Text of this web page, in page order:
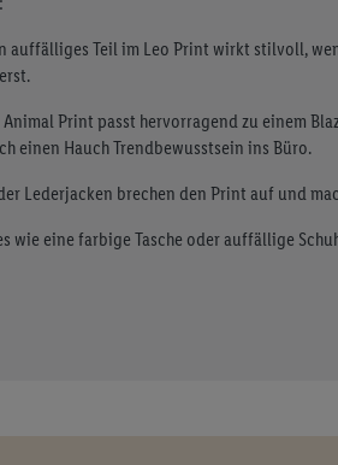
auffälliges Teil im Leo Print wirkt stilvoll,
Print passt hervorragend zu einem
einen Hauch Trendbewusstsein ins Büro.
Lederjacken brechen den Print auf und
wie eine farbige Tasche oder auffällige